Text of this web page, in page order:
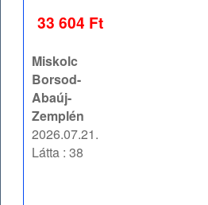
33 604 Ft
Miskolc
Borsod-
Abaúj-
Zemplén
2026.07.21.
Látta : 38